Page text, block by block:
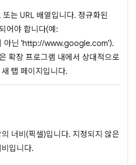
는 URL 배열입니다. 정규화된
어야 합니다(예:
아닌 'http://www.google.com').
확장 프로그램 내에서 상대적으로
탭 페이지입니다.
너비(픽셀)입니다. 지정되지 않은
입니다.